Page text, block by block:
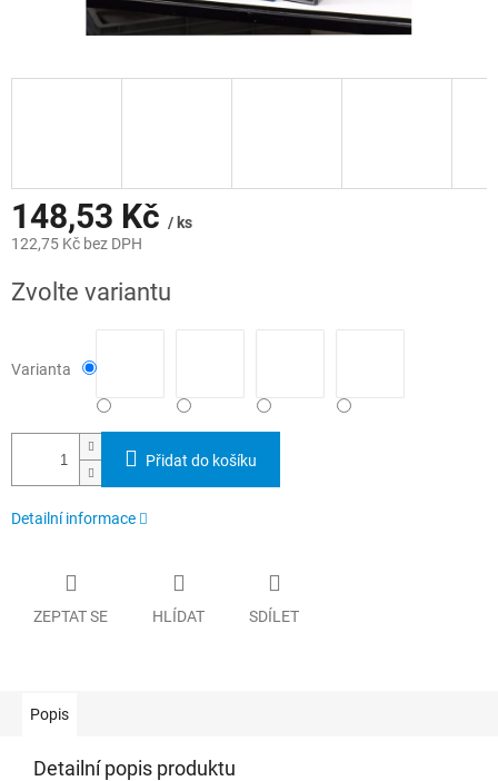
148,53 Kč / ks
122,75 Kč bez DPH
cena:
Zvolte variantu
Varianta
Přidat do košíku
Detailní informace
ZEPTAT SE HLÍDAT SDÍLET
Popis
Detailní popis produktu